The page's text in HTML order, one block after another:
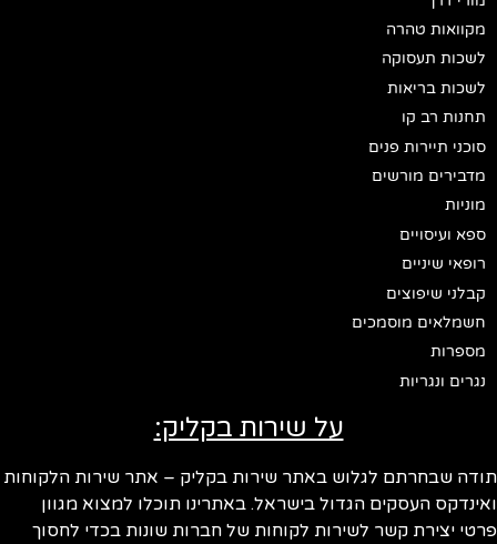
מקוואות טהרה
לשכות תעסוקה
לשכות בריאות
תחנות רב קו
סוכני תיירות פנים
מדבירים מורשים
מוניות
ספא ועיסויים
רופאי שיניים
קבלני שיפוצים
חשמלאים מוסמכים
מספרות
נגרים ונגריות
על שירות בקליק:
שבחרתם לגלוש באתר שירות בקליק – אתר שירות הלקוחות
העסקים הגדול בישראל. באתרינו תוכלו למצוא מגוון
יצירת קשר לשירות לקוחות של חברות שונות בכדי לחסוך